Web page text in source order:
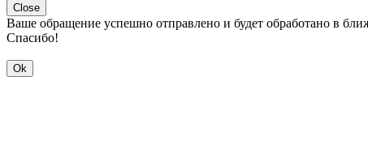
Close
Ваше обращение успешно отправлено и будет обработано в
Спасибо!
Ok